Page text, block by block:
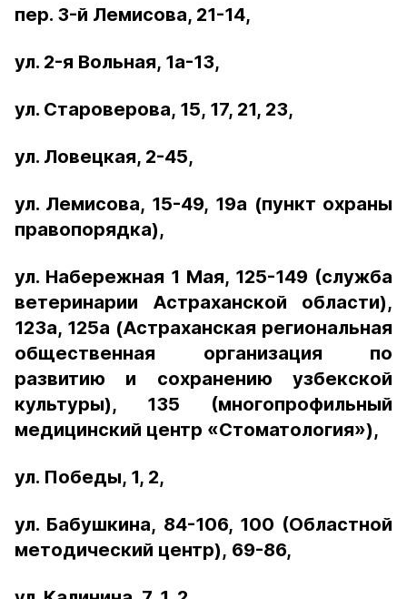
пер. 3-й Лемисова, 21-14,
ул. 2-я Вольная, 1а-13,
ул. Староверова, 15, 17, 21, 23,
ул. Ловецкая, 2-45,
ул. Лемисова, 15-49, 19а (пункт охраны
правопорядка),
ул. Набережная 1 Мая, 125-149 (служба
ветеринарии Астраханской области),
123а, 125а (Астраханская региональная
общественная организация по
развитию и сохранению узбекской
культуры), 135 (многопрофильный
медицинский центр «Стоматология»),
ул. Победы, 1, 2,
ул. Бабушкина, 84-106, 100 (Областной
методический центр), 69-86,